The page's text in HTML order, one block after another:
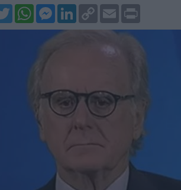
WhatsAppMessenger
LinkedIn
Copy
Link
Email Print